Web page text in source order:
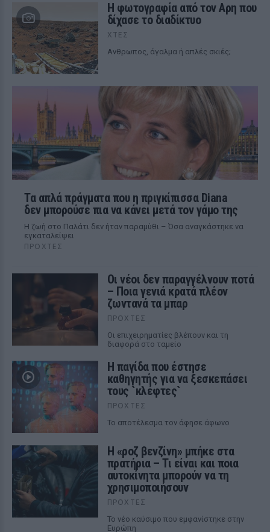
Η φωτογραφία από τον Αρη που
δίχασε το διαδίκτυο
ΧΤΕΣ
Ανθρωπος, άγαλμα ή απλές σκιές;
Τα απλά πράγματα που η πριγκίπισσα Diana
δεν μπορούσε πια να κάνει μετά τον γάμο της
Η ζωή στο Παλάτι δεν ήταν παραμύθι – Όσα αναγκάστηκε να
εγκαταλείψει
ΠΡΟΧΤΈΣ
Οι νέοι δεν παραγγέλνουν ποτά
– Ποια γενιά κρατά πλέον
ζωντανά τα μπαρ
ΠΡΟΧΤΈΣ
Οι επιχειρηματίες βλέπουν και τη
διαφορά στο ταμείο
Η παγίδα που έστησε
καθηγητής για να ξεσκεπάσει
τους `κλέφτες`
ΠΡΟΧΤΈΣ
Το αποτέλεσμα τον άφησε άφωνο
Η «ροζ βενζίνη» μπήκε στα
πρατήρια – Τι είναι και ποια
αυτοκίνητα μπορούν να τη
χρησιμοποιήσουν
ΠΡΟΧΤΈΣ
Το νέο καύσιμο που εμφανίστηκε στην
Ευρώπη